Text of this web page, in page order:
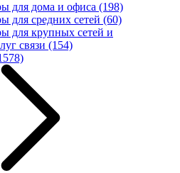
для дома и офиса (198)
для средних сетей (60)
для крупных сетей и
связи (154)